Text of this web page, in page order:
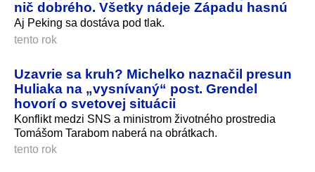
nič dobrého. Všetky nádeje Západu hasnú
Aj Peking sa dostáva pod tlak.
tento rok
Uzavrie sa kruh? Michelko naznačil presun
Huliaka na „vysnívaný“ post. Grendel
hovorí o svetovej situácii
Konflikt medzi SNS a ministrom životného prostredia
Tomášom Tarabom naberá na obrátkach.
tento rok